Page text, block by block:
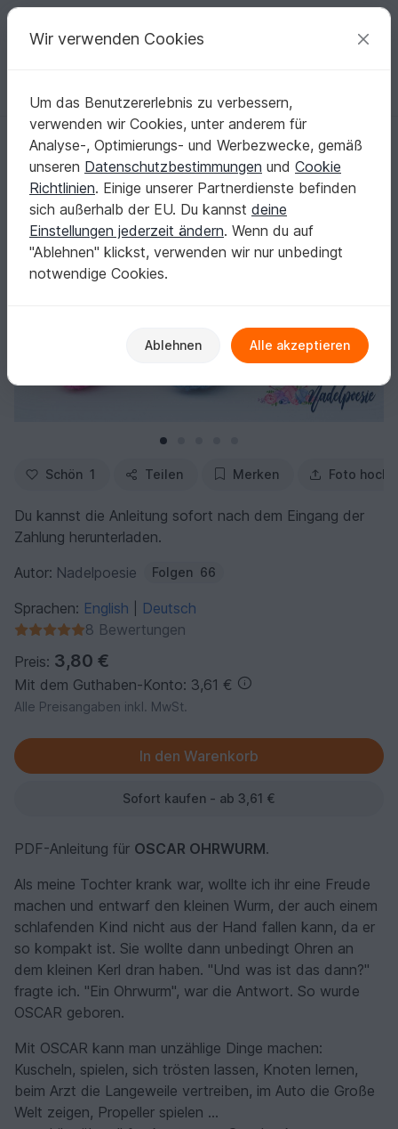
Deine kreativen Ideen
Deutsch | € (EUR) einloggen Kostenlos registrieren
Startseite Häkeln Amigurumi Tiere
Häkelanleitung Oscar Ohrwurm Amigurumi
Häkelanleitung Oscar Ohrwurm Amigurumi
Schön 1 Teilen Merken Foto
Du kannst die Anleitung sofort nach dem Eingang der
Zahlung herunterladen.
Autor: Nadelpoesie Folgen 66
Sprachen: English
Deutsch
8 Bewertungen
Preis: 3,80 €
Mit dem Guthaben-Konto: 3,61 €
Alle Preisangaben inkl. MwSt.
Sofort kaufen - ab 3,61 €
PDF-Anleitung für OSCAR OHRWURM.
Als meine Tochter krank war, wollte ich ihr eine Freude
machen und entwarf den kleinen Wurm, der auch einem
schlafenden Kind nicht aus der Hand fallen kann, da er
so kompakt ist. Sie wollte dann unbedingt Ohren an
dem kleinen Kerl dran haben. "Und was ist das dann?"
fragte ich. "Ein Ohrwurm", war die Antwort. So wurde
OSCAR geboren.
Mit OSCAR kann man unzählige Dinge machen:
Kuscheln, spielen, sich trösten lassen, Knoten lernen,
beim Arzt die Langeweile vertreiben, im Auto die Große
Welt zeigen, Propeller spielen ...
Wir verwenden Cookies
Um das Benutzererlebnis zu verbessern,
verwenden wir Cookies, unter anderem für
Analyse-, Optimierungs- und Werbezwecke, gemäß
unseren Datenschutzbestimmungen und Cookie
Richtlinien. Einige unserer Partnerdienste befinden
sich außerhalb der EU. Du kannst deine
Einstellungen jederzeit ändern. Wenn du auf
"Ablehnen" klickst, verwenden wir nur unbedingt
notwendige Cookies.
Ablehnen Alle akzeptieren